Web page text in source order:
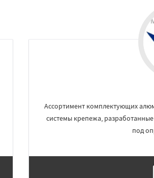
Ассортимент комплектующих
системы крепежа,
под